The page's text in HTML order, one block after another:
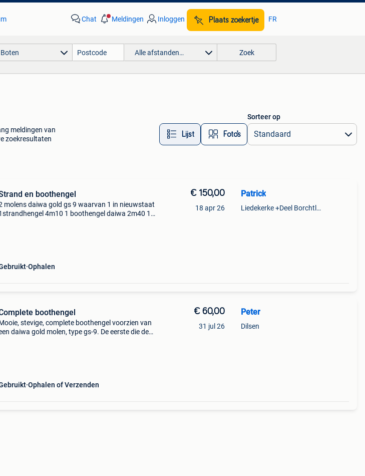
Chat Meldingen Inloggen Plaats zoekertje FR
Alle afstanden… Zoek
meldingen van
zoekresultaten
Lijst Foto’s
Sorteer op
en boothengel
molens daiwa gold gs 9 waarvan 1 in nieuwstaat
4m10 1 boothengel daiwa 2m40 1
Ophalen
€ 150,00
18 apr 26
Patrick
Liedekerke +Deel Borchtlombeek
boothengel
stevige, complete boothengel voorzien van
daiwa gold molen, type gs-9. De eerste die de
Ophalen of Verzenden
€ 60,00
31 jul 26
Peter
Dilsen